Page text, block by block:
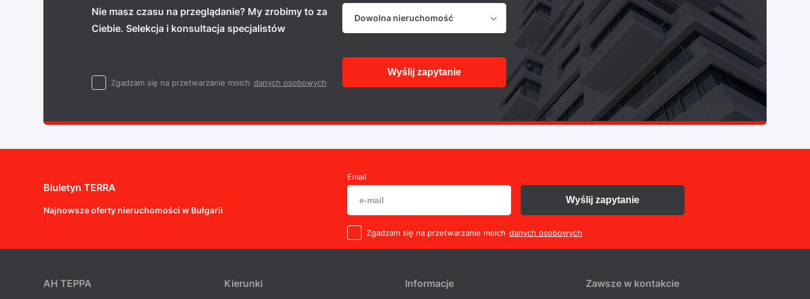
Nie masz czasu na przeglądanie? My zrobimy to za
Ciebie. Selekcja i konsultacja specjalistów
Dowolna nieruchomość
Wyślij zapytanie
Zgadzam się na przetwarzanie moich danych osobowych
Biuletyn TERRA
Najnowsze oferty nieruchomości w Bułgarii
Email
Zgadzam się na przetwarzanie moich danych osobowych
Wyślij zapytanie
AH ТEPPA Kierunki Informacje Zawsze w kontakcie